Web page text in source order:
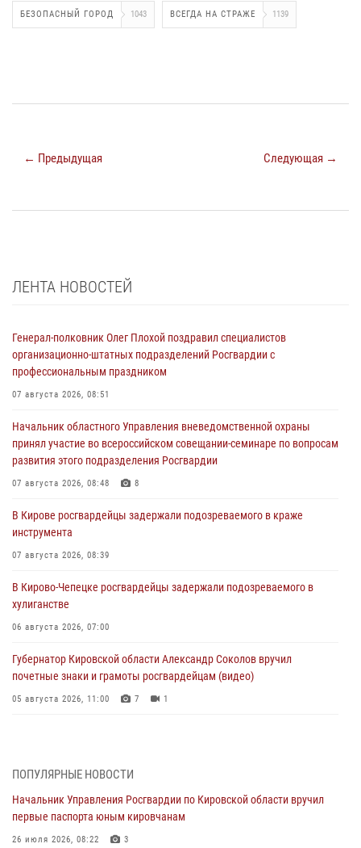
БЕЗОПАСНЫЙ ГОРОД 1043 ВСЕГДА НА СТРАЖЕ 1139
← Предыдущая Следующая →
ЛЕНТА НОВОСТЕЙ
Генерал-полковник Олег Плохой поздравил специалистов
организационно-штатных подразделений Росгвардии с
профессиональным праздником
07 августа 2026, 08:51
Начальник областного Управления вневедомственной охраны
принял участие во всероссийском совещании-семинаре по вопросам
развития этого подразделения Росгвардии
07 августа 2026, 08:48 8
В Кирове росгвардейцы задержали подозреваемого в краже
инструмента
07 августа 2026, 08:39
В Кирово-Чепецке росгвардейцы задержали подозреваемого в
хулиганстве
06 августа 2026, 07:00
Губернатор Кировской области Александр Соколов вручил
почетные знаки и грамоты росгвардейцам (видео)
05 августа 2026, 11:00 7 1
04 августа 2026, 09:30
В Кирове росгвардейцы задержали подозреваемого в грабеже
03 августа 2026, 09:01
ПОПУЛЯРНЫЕ НОВОСТИ
Начальник Управления Росгвардии по Кировской области вручил
первые паспорта юным кировчанам
26 июля 2026, 08:22 3